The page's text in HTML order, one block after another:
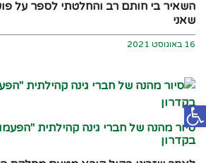
פתח סרגל נגישות
השאיר בי חותם רב והחלטתי לספר על
שאני
16 באוגוסט 2021
סיור מהנה של חברי גינה קהילתית
בקדרון